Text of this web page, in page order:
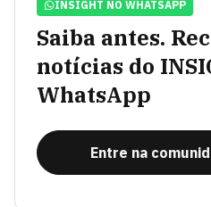
INSIGHT NO WHATSAPP
Saiba antes.
notícias do
WhatsApp
Entre na